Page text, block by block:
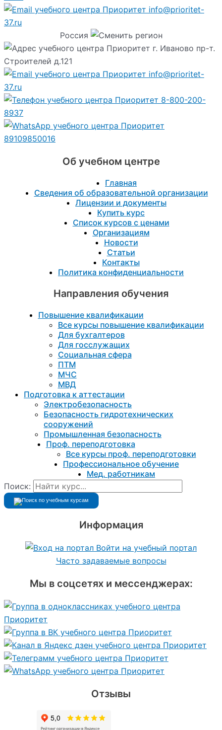
info@prioritet-
37.ru
Россия
г. Иваново пр-т.
Строителей д.121
info@prioritet-
37.ru
8-800-200-
8937
89109850016
Об учебном центре
Главная
Сведения об образовательной организации
Лицензии и документы
Купить курс
Список курсов с ценами
Организациям
Новости
Статьи
Контакты
Политика конфиденциальности
Направления обучения
Повышение квалификации
Все курсы повышение квалификации
Для бухгалтеров
Для госслужащих
Социальная сфера
ПТМ
МЧС
МВД
Подготовка к aттестации
Электробезопасность
Безопасность гидротехнических
сооружений
Промышленная безопасность
Проф. переподготовка
Все курсы проф. переподготовки
Профессиональное обучение
Мед. работникам
Поиск:
Информация
Войти на учебный портал
Часто задаваемые вопросы
Мы в соцсетях и мессенджерах:
Отзывы